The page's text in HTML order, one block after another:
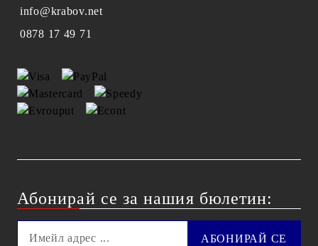
info@krabov.net
0878 17 49 71
Абонирай се за нашия бюлетин: